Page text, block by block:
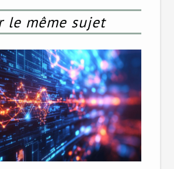
le même sujet